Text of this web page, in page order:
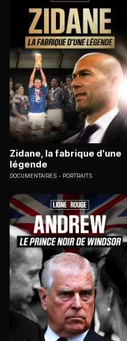
Zidane, la fabrique d'une
légende
DOCUMENTAIRES PORTRAITS